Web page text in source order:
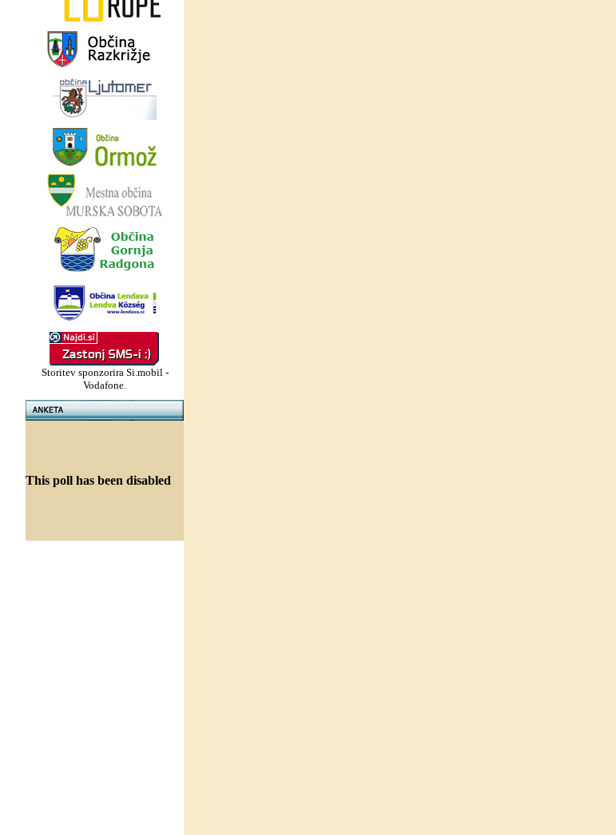
Storitev sponzorira Si.mobil -
Vodafone.
This poll has been disabled